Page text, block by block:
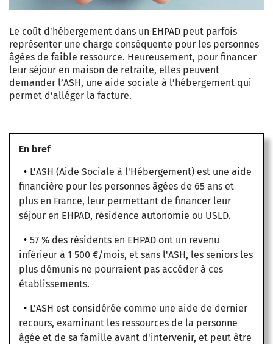
Le coût d'hébergement dans un EHPAD peut parfois
représenter une charge conséquente pour les personnes
âgées de faible ressource. Heureusement, pour financer
leur séjour en maison de retraite, elles peuvent
demander l’ASH, une aide sociale à l’hébergement qui
permet d’alléger la facture.
En bref
L'ASH (Aide Sociale à l'Hébergement) est une aide
financière pour les personnes âgées de 65 ans et
plus en France, leur permettant de financer leur
séjour en EHPAD, résidence autonomie ou USLD.
57 % des résidents en EHPAD ont un revenu
inférieur à 1 500 €/mois, et sans l'ASH, les seniors les
plus démunis ne pourraient pas accéder à ces
établissements.
L'ASH est considérée comme une aide de dernier
recours, examinant les ressources de la personne
âgée et de sa famille avant d'intervenir, et peut être